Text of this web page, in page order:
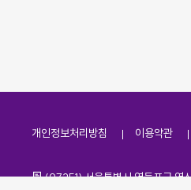
개인정보처리방침 이용약관
주소
(07251) 서울특별시 영등포구 영